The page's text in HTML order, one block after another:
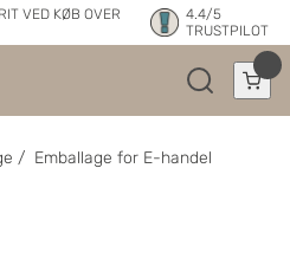
VED KØB OVER
4.4/5
TRUSTPILOT
/ Emballage for E-handel